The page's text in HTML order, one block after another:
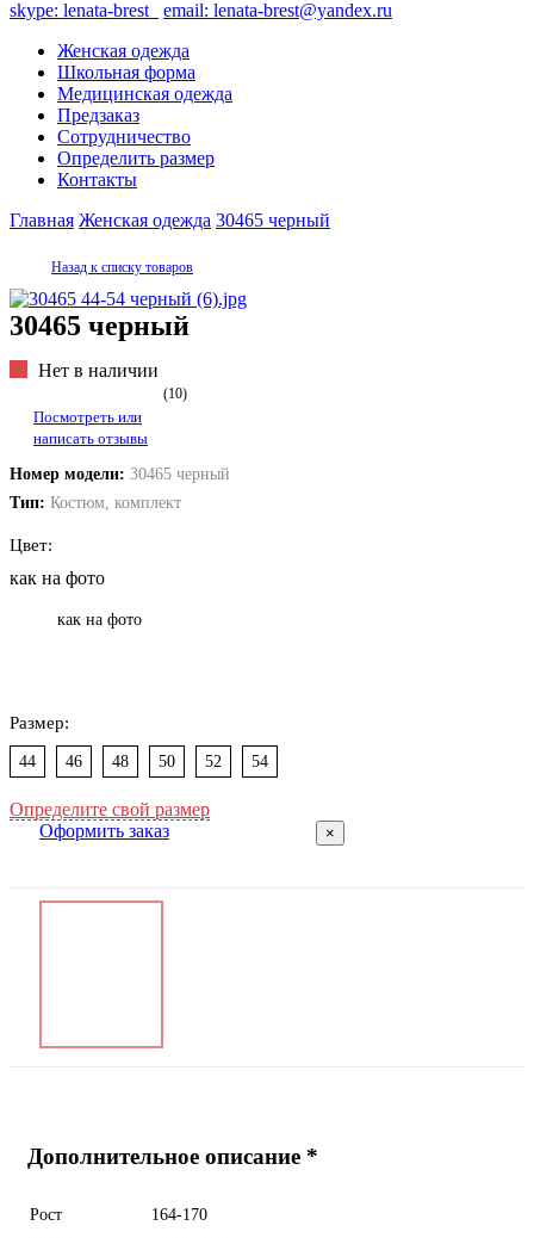
skype: lenata-brest
email: lenata-brest@yandex.ru
Женская одежда
Школьная форма
Медицинская одежда
Предзаказ
Сотрудничество
Определить размер
Контакты
Главная Женская одежда 30465 черный
Назад к списку товаров
30465 черный
Нет в наличии
(10)
Посмотреть или
написать отзывы
Номер модели: 30465 черный
Тип: Костюм, комплект
Цвет:
как на фото
как на фото
Размер:
44 46 48 50 52 54
Определите свой размер
Оформить заказ
×
Дополнительное описание *
Рост
164-170